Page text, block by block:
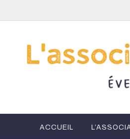
contenu
ACCUEIL